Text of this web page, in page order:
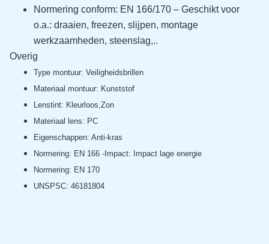
Normering conform: EN 166/170 – Geschikt voor
o.a.: draaien, freezen, slijpen, montage
werkzaamheden, steenslag,..
Overig
Type montuur: Veiligheidsbrillen
Materiaal montuur: Kunststof
Lenstint: Kleurloos,Zon
Materiaal lens: PC
Eigenschappen: Anti-kras
Normering: EN 166 -Impact: Impact lage energie
Normering: EN 170
UNSPSC: 46181804